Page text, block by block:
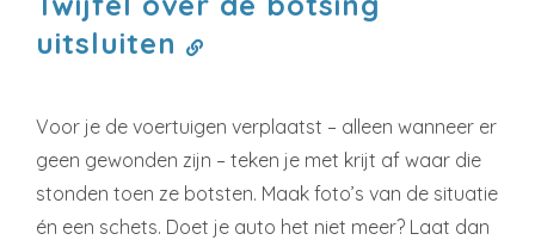
uitsluiten
Voor je de voertuigen verplaatst – alleen wanneer er
geen gewonden zijn – teken je met krijt af waar die
stonden toen ze botsten. Maak foto’s van de situatie
én een schets. Doet je auto het niet meer? Laat dan